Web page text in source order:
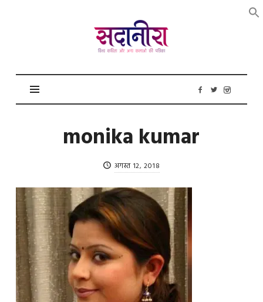
सदानीरा
monika kumar
अगस्त 12, 2018